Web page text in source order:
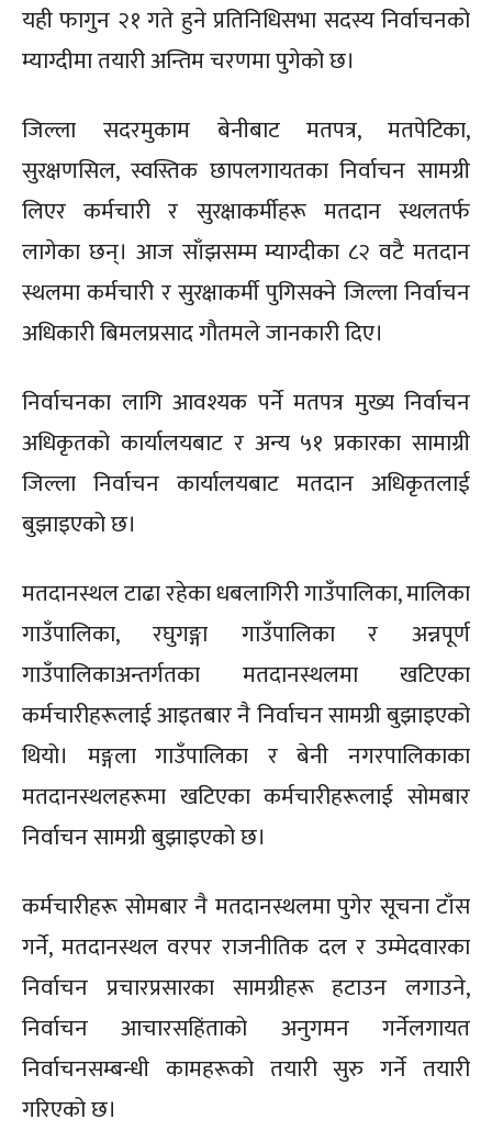
यही फागुन २१ गते हुने प्रतिनिधिसभा सदस्य निर्वाचनको
म्याग्दीमा तयारी अन्तिम चरणमा पुगेको छ।
जिल्ला सदरमुकाम बेनीबाट मतपत्र, मतपेटिका,
सुरक्षणसिल, स्वस्तिक छापलगायतका निर्वाचन सामग्री
लिएर कर्मचारी र सुरक्षाकर्मीहरू मतदान स्थलतर्फ
लागेका छन्। आज साँझसम्म म्याग्दीका ८२ वटै मतदान
स्थलमा कर्मचारी र सुरक्षाकर्मी पुगिसक्ने जिल्ला निर्वाचन
अधिकारी बिमलप्रसाद गौतमले जानकारी दिए।
निर्वाचनका लागि आवश्यक पर्ने मतपत्र मुख्य निर्वाचन
अधिकृतको कार्यालयबाट र अन्य ५१ प्रकारका सामाग्री
जिल्ला निर्वाचन कार्यालयबाट मतदान अधिकृतलाई
बुझाइएको छ।
मतदानस्थल टाढा रहेका धबलागिरी गाउँपालिका, मालिका
गाउँपालिका, रघुगङ्गा गाउँपालिका र अन्नपूर्ण
गाउँपालिकाअन्तर्गतका मतदानस्थलमा खटिएका
कर्मचारीहरूलाई आइतबार नै निर्वाचन सामग्री बुझाइएको
थियो। मङ्गला गाउँपालिका र बेनी नगरपालिकाका
मतदानस्थलहरूमा खटिएका कर्मचारीहरूलाई सोमबार
निर्वाचन सामग्री बुझाइएको छ।
कर्मचारीहरू सोमबार नै मतदानस्थलमा पुगेर सूचना टाँस
गर्ने, मतदानस्थल वरपर राजनीतिक दल र उम्मेदवारका
निर्वाचन प्रचारप्रसारका सामग्रीहरू हटाउन लगाउने,
निर्वाचन आचारसहिंताको अनुगमन गर्नेलगायत
निर्वाचनसम्बन्धी कामहरूको तयारी सुरु गर्ने तयारी
गरिएको छ।